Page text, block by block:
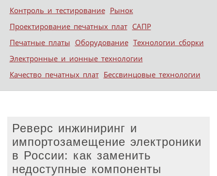
Контроль и тестирование Рынок
Проектирование печатных плат САПР
Печатные платы Оборудование Технологии сборки
Электронные и ионные технологии
Качество печатных плат Бессвинцовые технологии
Реверс инжиниринг и
импортозамещение электроники
в России: как заменить
недоступные компоненты